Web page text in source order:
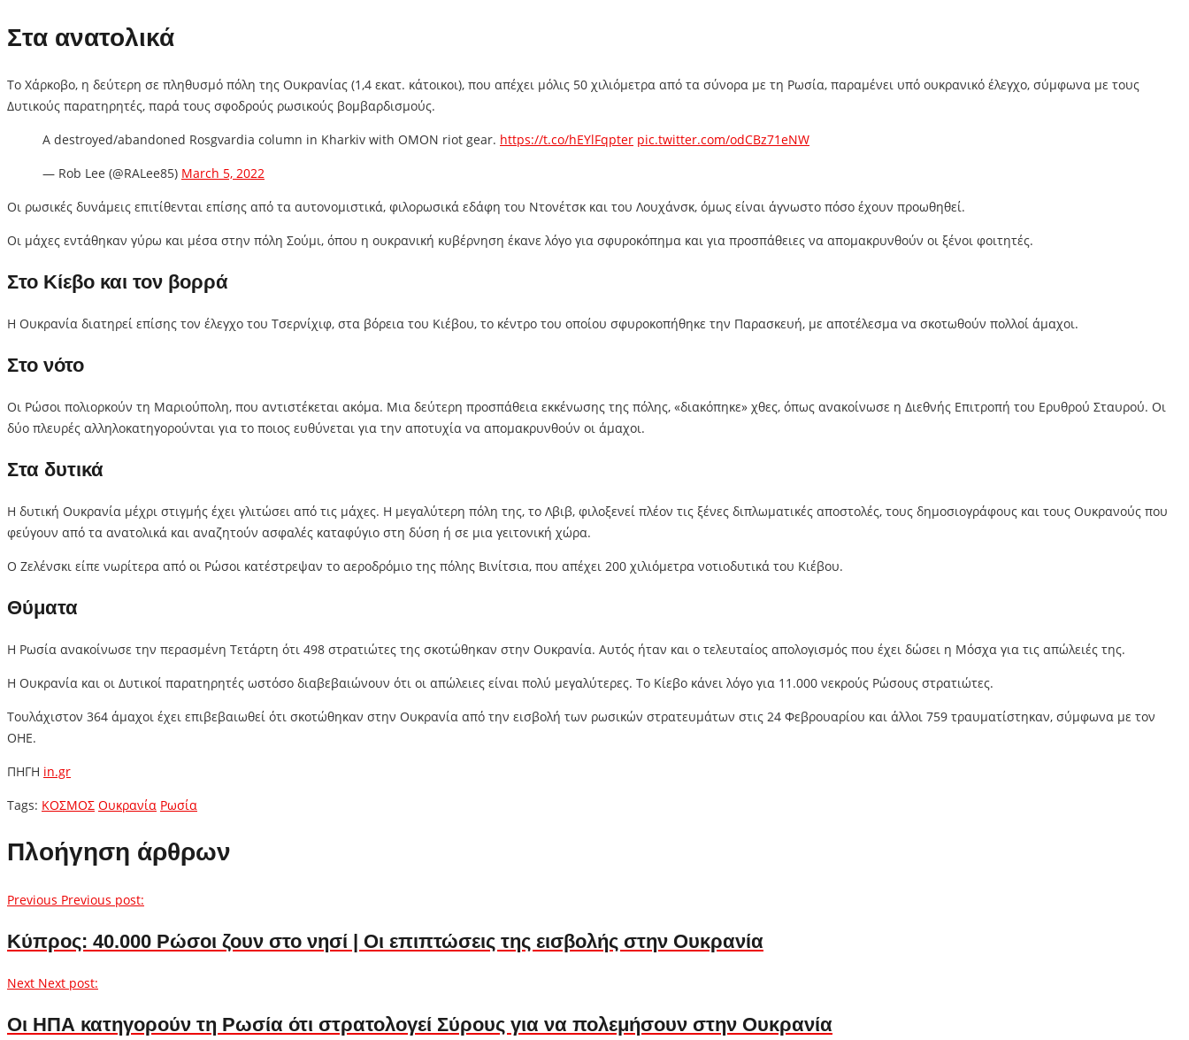
Στα ανατολικά
Το Χάρκοβο, η δεύτερη σε πληθυσμό πόλη της Ουκρανίας (1,4 εκατ. κάτοικοι), που απέχει μόλις 50 χιλιόμετρα από τα σύνορα με τη Ρωσία, παραμένει υπό ουκρανικό έλεγχο, σύμφωνα με τους
Δυτικούς παρατηρητές, παρά τους σφοδρούς ρωσικούς βομβαρδισμούς.
A destroyed/abandoned Rosgvardia column in Kharkiv with OMON riot gear. https://t.co/hEYlFqpter pic.twitter.com/odCBz71eNW
— Rob Lee (@RALee85) March 5, 2022
Οι ρωσικές δυνάμεις επιτίθενται επίσης από τα αυτονομιστικά, φιλορωσικά εδάφη του Ντονέτσκ και του Λουχάνσκ, όμως είναι άγνωστο πόσο έχουν προωθηθεί.
Οι μάχες εντάθηκαν γύρω και μέσα στην πόλη Σούμι, όπου η ουκρανική κυβέρνηση έκανε λόγο για σφυροκόπημα και για προσπάθειες να απομακρυνθούν οι ξένοι φοιτητές.
Στο Κίεβο και τον βορρά
Η Ουκρανία διατηρεί επίσης τον έλεγχο του Τσερνίχιφ, στα βόρεια του Κιέβου, το κέντρο του οποίου σφυροκοπήθηκε την Παρασκευή, με αποτέλεσμα να σκοτωθούν πολλοί άμαχοι.
Στο νότο
Οι Ρώσοι πολιορκούν τη Μαριούπολη, που αντιστέκεται ακόμα. Μια δεύτερη προσπάθεια εκκένωσης της πόλης, «διακόπηκε» χθες, όπως ανακοίνωσε η Διεθνής Επιτροπή του Ερυθρού Σταυρού. Οι
δύο πλευρές αλληλοκατηγορούνται για το ποιος ευθύνεται για την αποτυχία να απομακρυνθούν οι άμαχοι.
Στα δυτικά
Η δυτική Ουκρανία μέχρι στιγμής έχει γλιτώσει από τις μάχες. Η μεγαλύτερη πόλη της, το Λβιβ, φιλοξενεί πλέον τις ξένες διπλωματικές αποστολές, τους δημοσιογράφους και τους Ουκρανούς που
φεύγουν από τα ανατολικά και αναζητούν ασφαλές καταφύγιο στη δύση ή σε μια γειτονική χώρα.
Ο Ζελένσκι είπε νωρίτερα από οι Ρώσοι κατέστρεψαν το αεροδρόμιο της πόλης Βινίτσια, που απέχει 200 χιλιόμετρα νοτιοδυτικά του Κιέβου.
Θύματα
Η Ρωσία ανακοίνωσε την περασμένη Τετάρτη ότι 498 στρατιώτες της σκοτώθηκαν στην Ουκρανία. Αυτός ήταν και ο τελευταίος απολογισμός που έχει δώσει η Μόσχα για τις απώλειές της.
Η Ουκρανία και οι Δυτικοί παρατηρητές ωστόσο διαβεβαιώνουν ότι οι απώλειες είναι πολύ μεγαλύτερες. Το Κίεβο κάνει λόγο για 11.000 νεκρούς Ρώσους στρατιώτες.
Τουλάχιστον 364 άμαχοι έχει επιβεβαιωθεί ότι σκοτώθηκαν στην Ουκρανία από την εισβολή των ρωσικών στρατευμάτων στις 24 Φεβρουαρίου και άλλοι 759 τραυματίστηκαν, σύμφωνα με τον
ΟΗΕ.
ΠΗΓΗ in.gr
Tags: ΚΟΣΜΟΣ Ουκρανία Ρωσία
Πλοήγηση άρθρων
Previous Previous post:
Κύπρος: 40.000 Ρώσοι ζουν στο νησί | Οι επιπτώσεις της εισβολής στην Ουκρανία
Next Next post:
Οι ΗΠΑ κατηγορούν τη Ρωσία ότι στρατολογεί Σύρους για να πολεμήσουν στην Ουκρανία